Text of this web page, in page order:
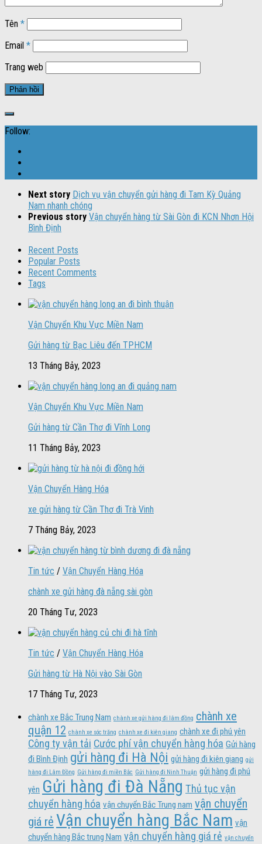
Tên *
Email *
Trang web
Follow:
Next story Dịch vụ vận chuyển gửi hàng đi Tam Kỳ Quảng
Nam nhanh chóng
Previous story Vận chuyển hàng từ Sài Gòn đi KCN Nhơn Hội
Bình Định
Recent Posts
Popular Posts
Recent Comments
Tags
Vận Chuyển Khu Vực Miền Nam
Gửi hàng từ Bạc Liêu đến TPHCM
13 Tháng Bảy, 2023
Vận Chuyển Khu Vực Miền Nam
Gửi hàng từ Cần Thơ đi Vĩnh Long
11 Tháng Bảy, 2023
Vận Chuyển Hàng Hóa
xe gửi hàng từ Cần Thơ đi Trà Vinh
7 Tháng Bảy, 2023
Tin tức / Vận Chuyển Hàng Hóa
chành xe gửi hàng đà nẵng sài gòn
20 Tháng Tư, 2023
Tin tức / Vận Chuyển Hàng Hóa
Gửi hàng từ Hà Nội vào Sài Gòn
17 Tháng Tư, 2023
chành xe Bắc Trung Nam chành xe gửi hàng đi lâm đồng chành xe
quận 12 chành xe sóc trăng chành xe đi kiên giang chành xe đi phú yên
Công ty vận tải Cước phí vận chuyển hàng hóa Gửi hàng
đi Bình Định gửi hàng đi Hà Nội gửi hàng đi kiên giang gửi
hàng đi Lâm Đồng Gửi hàng đi miền Bắc Gửi hàng đi Ninh Thuận gửi hàng đi phú
yên Gửi hàng đi Đà Nẵng Thủ tục vận
chuyển hàng hóa vận chuyển Bắc Trung nam vận chuyển
giá rẻ Vận chuyển hàng Bắc Nam vận
chuyển hàng Bắc trung Nam vận chuyển hàng giá rẻ vận chuyển